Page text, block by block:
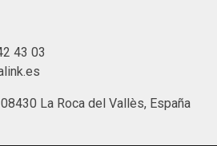
43 03
La Roca del Vallès, España